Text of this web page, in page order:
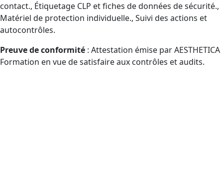
contact., Étiquetage CLP et fiches de données de sécurité.,
Matériel de protection individuelle., Suivi des actions et
autocontrôles.
Preuve de conformité : Attestation émise par AESTHETICA
Formation en vue de satisfaire aux contrôles et audits.